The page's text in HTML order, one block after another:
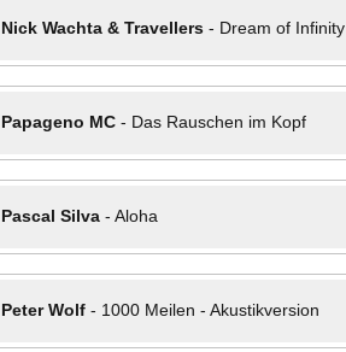
Nick Wachta & Travellers- Dream of Infinity
Papageno MC- Das Rauschen im Kopf
Pascal Silva- Aloha
Peter Wolf- 1000 Meilen - Akustikversion